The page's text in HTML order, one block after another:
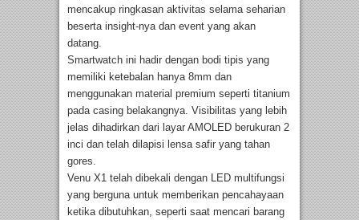
mencakup ringkasan aktivitas selama seharian
beserta insight-nya dan event yang akan
datang.
Smartwatch ini hadir dengan bodi tipis yang
memiliki ketebalan hanya 8mm dan
menggunakan material premium seperti titanium
pada casing belakangnya. Visibilitas yang lebih
jelas dihadirkan dari layar AMOLED berukuran 2
inci dan telah dilapisi lensa safir yang tahan
gores.
Venu X1 telah dibekali dengan LED multifungsi
yang berguna untuk memberikan pencahayaan
ketika dibutuhkan, seperti saat mencari barang